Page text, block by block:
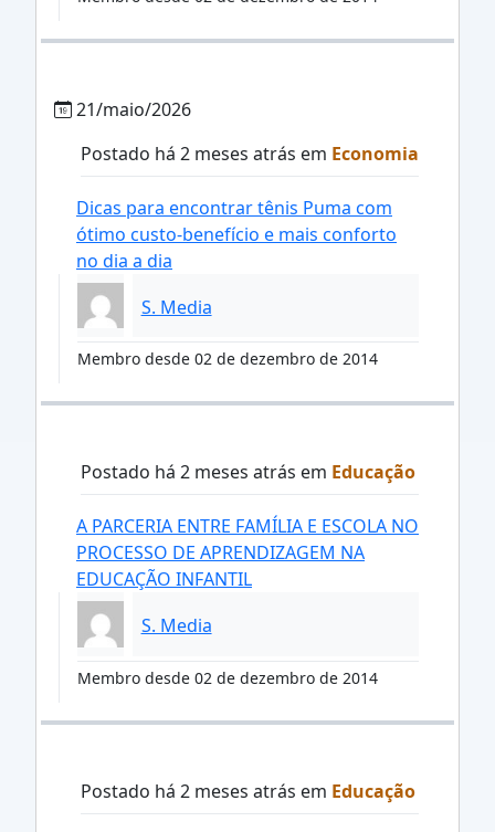
21/maio/2026
Postado há 2 meses atrás em Economia
Dicas para encontrar tênis Puma com
ótimo custo-benefício e mais conforto
no dia a dia
S. Media
Membro desde 02 de dezembro de 2014
Postado há 2 meses atrás em Educação
A PARCERIA ENTRE FAMÍLIA E ESCOLA NO
PROCESSO DE APRENDIZAGEM NA
EDUCAÇÃO INFANTIL
S. Media
Membro desde 02 de dezembro de 2014
Postado há 2 meses atrás em Educação